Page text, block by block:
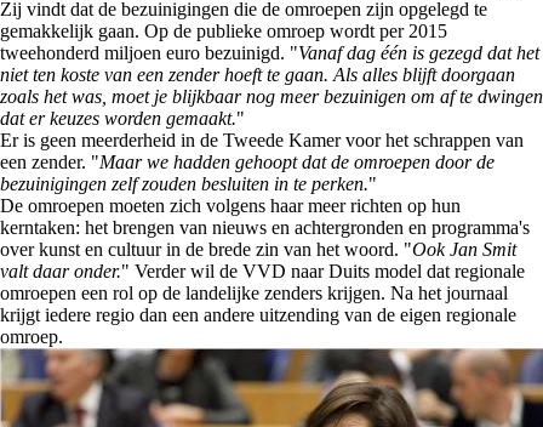
Zij vindt dat de bezuinigingen die de omroepen zijn opgelegd te
gemakkelijk gaan. Op de publieke omroep wordt per 2015
tweehonderd miljoen euro bezuinigd. "Vanaf dag één is gezegd dat het
niet ten koste van een zender hoeft te gaan. Als alles blijft doorgaan
zoals het was, moet je blijkbaar nog meer bezuinigen om af te dwingen
dat er keuzes worden gemaakt."
Er is geen meerderheid in de Tweede Kamer voor het schrappen van
een zender. "Maar we hadden gehoopt dat de omroepen door de
bezuinigingen zelf zouden besluiten in te perken."
De omroepen moeten zich volgens haar meer richten op hun
kerntaken: het brengen van nieuws en achtergronden en programma's
over kunst en cultuur in de brede zin van het woord. "Ook Jan Smit
valt daar onder." Verder wil de VVD naar Duits model dat regionale
omroepen een rol op de landelijke zenders krijgen. Na het journaal
krijgt iedere regio dan een andere uitzending van de eigen regionale
omroep.